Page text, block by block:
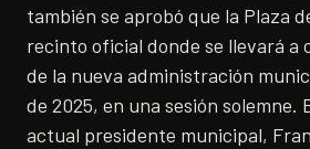
también se aprobó que la Plaza
recinto oficial donde se llevará a
de la nueva administración
de 2025, en una sesión solemne.
actual presidente municipal,